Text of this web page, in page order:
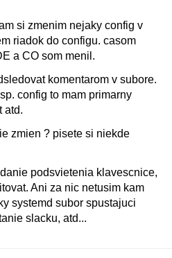
si zmenim nejaky config v
riadok do configu. casom
a CO som menil.
komentarom v subore.
config to mam primarny
atd.
zmien ? pisete si niekde
podsvietenia klavescnice,
Ani za nic netusim kam
systemd subor spustajuci
slacku, atd...